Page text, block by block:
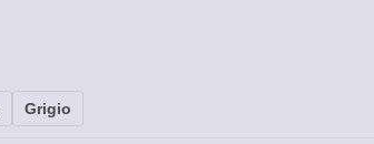
Grigio